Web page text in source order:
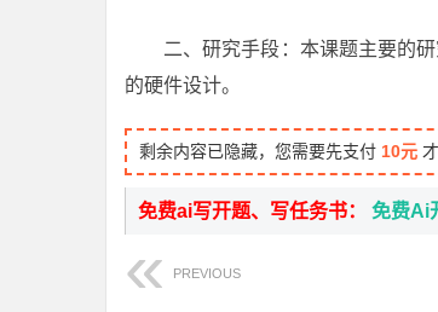
二、研究手段：本课题主要的
的硬件设计。
剩余内容已隐藏，您需要先支付 10元
免费ai写开题、写任务书： 免费Ai
PREVIOUS